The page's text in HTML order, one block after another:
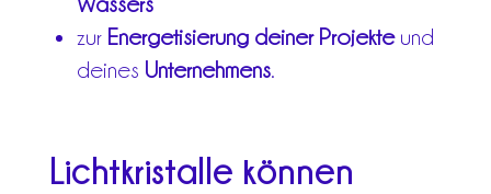
Wassers
zur Energetisierung deiner Projekteund
deines Unternehmens.
Lichtkristalle können